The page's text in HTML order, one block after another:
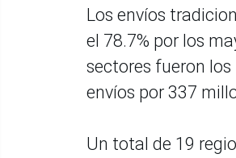
Los envíos
el 78.7% por los
sectores fueron los
envíos por 337
Un total de 19